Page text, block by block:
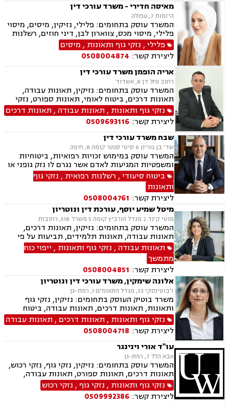
מאיסה חדירי - משרד עורכי דין
היזמות 7, עפולה
המשרד עוסק בתחומים: פלילי, נזיקין, מיסים, מיסוי
פלילי, מיסוי מכס, צווארון לבן, דיני חוזים, רשלנות
רפואית, דיני ביטוח, דיני חברות, הוצאה לפועל,
ביטוח לאומי, דיני עבודה, חדלות פירעון, עבירות
מס, תאונות עבודה, תאונות תלמידים, תביעות גזזת
פלילי, נזקי גוף ותאונות , מיסים
ליצירת קשר: 0508004874
אריה הופמן משרד עורכי דין
רחוב נחל דן 8, אשדוד
המשרד עוסק בתחומים: נזיקין, תאונות עבודה,
תאונות דרכים, ביטוח לאומי, תאונות ספורט, נזקי
גוף, דיני ביטוח, רשלנות רפואית, דיני צבא ובטחון,
ירושות וצוואות
נזקי גוף ותאונות , תאונות עבודה , תאונות דרכים
ליצירת קשר: 0509693116
שבח משרד עורכי דין
שד' בן גוריון 6 סיטי סנטר קומה 8, חיפה
המשרד עוסק במימוש זכויות רפואיות, ביטוחיות
ומשפטיות המגיעות לאדם אשר נגרם לו נזק גופני או
בריאותי כתוצאה ממחלה או תאונה.
ביטוח סיעודי , רשלנות רפואית , נזקי גוף
ותאונות
ליצירת קשר: 0508004761
מיטל שמיע יוסף, עורכת דין ונוטריון
מוטי קינד 2 מגדל הורביץ קומה 5 משרד 518, רחובות
המשרד עוסק בתחומים: נזיקין, תאונות דרכים,
תאונות עבודה, תאונות תלמידים, תביעות על פי
פוליסה, תאונות מדרכה, רשלנות רפואית, רשלנות
רפואית בניתוחי פלסטיקה, אי גילוי/אבחנה שגויה,
דיני מקרקעין, הסכמי שכירות, עסקאות מכר דירה,
ירושות וצוואות, ייצוג משפטי בהתנגדויות לצוואה,
הוצאת צו ירושה, ייפוי כוח מתמשך, נוטריון
תאונות עבודה , נזקי גוף ותאונות , ייפוי כוח
מתמשך
ליצירת קשר: 0508004851
אלונה שימקין, משרד עורכי דין ונוטריון
ז'בוטינסקי 33, מגדל התאומים 1, רמת-גן
משרד בוטיק העוסק בתחומים: נזיקין, נזקי גוף
ותאונות, תאונות דרכים, תאונות עבודה, ביטוח
לאומי, תביעות ביטוח, משרד הבטחון, רשלנות
רפואית, ייפוי כוח מתמשך.
נזקי גוף ותאונות , תאונות דרכים , תאונות עבודה
ליצירת קשר: 0508004718
עו"ד אורי וינינגר
אבא הלל 7, רמת-גן
המשרד עוסק בתחומים: נזיקין, נזקי גוף, נזקי רכוש,
תאונות דרכים, תאונות ספורט, תאונות עבודה,
תאונות עקב רשלנות, תאונות תלמידים
נזקי גוף ותאונות , נזקי גוף , נזקי רכוש
ליצירת קשר: 0509992386